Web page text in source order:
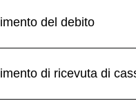
del debito
di ricevuta di